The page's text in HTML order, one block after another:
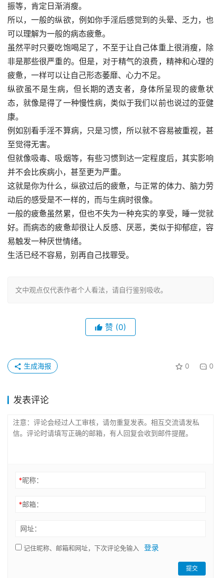
振等，肯定日渐消瘦。
所以，一般的纵欲，例如你手淫后感觉到的头晕、乏力，也
可以理解为一般的病态疲惫。
虽然平时只要吃饱喝足了，不至于让自己体重上很消瘦，除
非是那些很严重的。但是，对于精气的浪费，精神和心理的
疲惫，一样可以让自己形态萎靡、心力不足。
纵欲虽不是生病，但长期的透支者，身体所呈现的疲惫状
态，就像是得了一种慢性病，类似于我们以前也说过的亚健
康。
例如别看手淫不算病，只是习惯，所以就不容易被重视，甚
至觉得无害。
但就像吸毒、吸烟等，有些习惯到达一定程度后，其实影响
并不会比疾病小，甚至更为严重。
这就是你为什么，纵欲过后的疲惫，与正常的体力、脑力劳
动后的感受是不一样的，而与生病时很像。
一般的疲惫虽然累，但也不失为一种充实的享受，睡一觉就
好。而病态的疲惫却很让人反感、厌恶，类似于抑郁症，容
易触发一种厌世情绪。
生活已经不容易，别再自己找罪受。
文中观点仅代表作者个人看法，请自行鉴别吸收。
赞 (0)
0 0
生成海报
发表评论
*昵称：
*邮箱：
网址：
记住昵称、邮箱和网址，下次评论免输入 登录
提交